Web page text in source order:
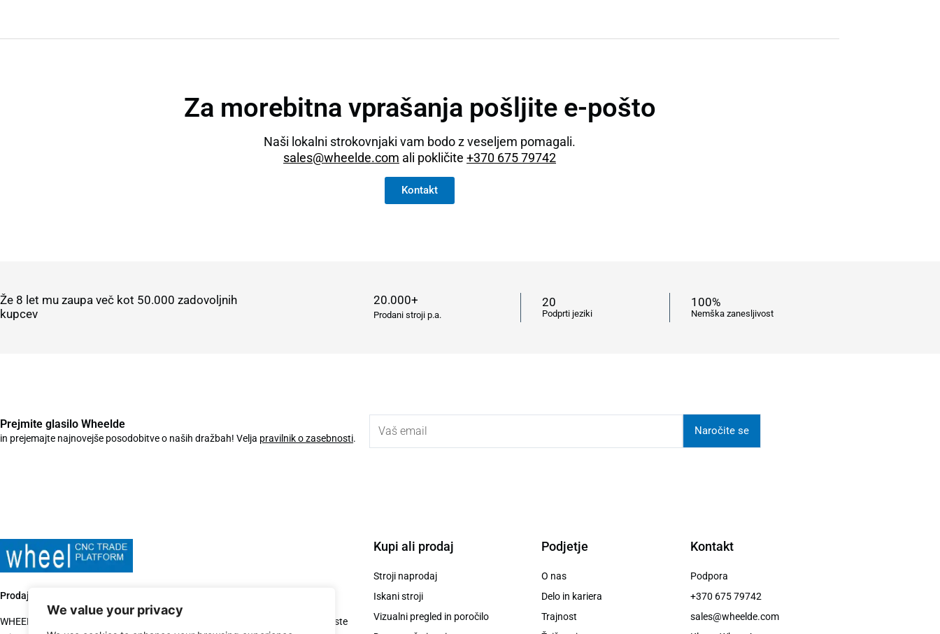
We value your privacy
Za morebitna vprašanja pošljite e-pošto
Naši lokalni strokovnjaki vam bodo z veseljem pomagali.
sales@wheelde.com ali pokličite +370 675 79742
Kontakt
Že 8 let mu zaupa več kot 50.000 zadovoljnih
kupcev
20.000+
Prodani stroji p.a.
20
Podprti jeziki
100%
Nemška zanesljivost
Prejmite glasilo Wheelde
in prejemajte najnovejše posodobitve o naših dražbah! Velja pravilnik o zasebnosti.
Naročite se
Prodaja rabljenih proizvodnih strojev od leta 2015.
WHEELDE je eden vodilnih trgovcev z rabljenimi stroji. Kontaktirajte nas, ko boste
Kupi ali prodaj
Stroji naprodaj
Iskani stroji
Vizualni pregled in poročilo
Podjetje
O nas
Delo in kariera
Trajnost
Kontakt
Podpora
+370 675 79742
sales@wheelde.com